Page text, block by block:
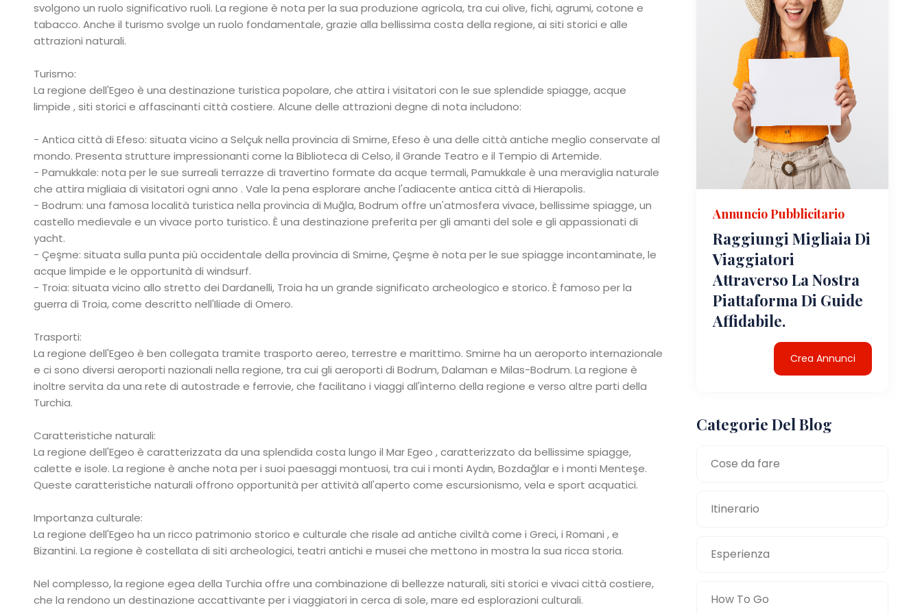
svolgono un ruolo significativo ruoli. La regione è nota per la sua produzione agricola, tra cui olive, fichi, agrumi, cotone e
tabacco. Anche il turismo svolge un ruolo fondamentale, grazie alla bellissima costa della regione, ai siti storici e alle
attrazioni naturali.
Turismo:
La regione dell'Egeo è una destinazione turistica popolare, che attira i visitatori con le sue splendide spiagge, acque
limpide , siti storici e affascinanti città costiere. Alcune delle attrazioni degne di nota includono:
- Antica città di Efeso: situata vicino a Selçuk nella provincia di Smirne, Efeso è una delle città antiche meglio conservate al
mondo. Presenta strutture impressionanti come la Biblioteca di Celso, il Grande Teatro e il Tempio di Artemide.
- Pamukkale: nota per le sue surreali terrazze di travertino formate da acque termali, Pamukkale è una meraviglia naturale
che attira migliaia di visitatori ogni anno . Vale la pena esplorare anche l'adiacente antica città di Hierapolis.
- Bodrum: una famosa località turistica nella provincia di Muğla, Bodrum offre un'atmosfera vivace, bellissime spiagge, un
castello medievale e un vivace porto turistico. È una destinazione preferita per gli amanti del sole e gli appassionati di
yacht.
- Çeşme: situata sulla punta più occidentale della provincia di Smirne, Çeşme è nota per le sue spiagge incontaminate, le
acque limpide e le opportunità di windsurf.
- Troia: situata vicino allo stretto dei Dardanelli, Troia ha un grande significato archeologico e storico. È famoso per la
guerra di Troia, come descritto nell'Iliade di Omero.
Trasporti:
La regione dell'Egeo è ben collegata tramite trasporto aereo, terrestre e marittimo. Smirne ha un aeroporto internazionale
e ci sono diversi aeroporti nazionali nella regione, tra cui gli aeroporti di Bodrum, Dalaman e Milas-Bodrum. La regione è
inoltre servita da una rete di autostrade e ferrovie, che facilitano i viaggi all'interno della regione e verso altre parti della
Turchia.
Caratteristiche naturali:
La regione dell'Egeo è caratterizzata da una splendida costa lungo il Mar Egeo , caratterizzato da bellissime spiagge,
calette e isole. La regione è anche nota per i suoi paesaggi montuosi, tra cui i monti Aydın, Bozdağlar e i monti Menteşe.
Queste caratteristiche naturali offrono opportunità per attività all'aperto come escursionismo, vela e sport acquatici.
Importanza culturale:
La regione dell'Egeo ha un ricco patrimonio storico e culturale che risale ad antiche civiltà come i Greci, i Romani , e
Bizantini. La regione è costellata di siti archeologici, teatri antichi e musei che mettono in mostra la sua ricca storia.
Nel complesso, la regione egea della Turchia offre una combinazione di bellezze naturali, siti storici e vivaci città costiere,
che la rendono un destinazione accattivante per i viaggiatori in cerca di sole, mare ed esplorazioni culturali.
Annuncio Pubblicitario
Raggiungi Migliaia Di
Viaggiatori
Attraverso La Nostra
Piattaforma Di Guide
Affidabile.
Crea Annunci
Categorie Del Blog
Cose da fare
Itinerario
Esperienza
How To Go